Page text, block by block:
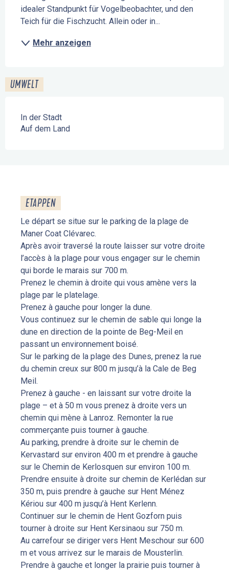
idealer Standpunkt für Vogelbeobachter, und den
Teich für die Fischzucht. Allein oder in...
Mehr anzeigen
UMWELT
In der Stadt
Auf dem Land
ETAPPEN
Le départ se situe sur le parking de la plage de
Maner Coat Clévarec.
Après avoir traversé la route laisser sur votre droite
l’accès à la plage pour vous engager sur le chemin
qui borde le marais sur 700 m.
Prenez le chemin à droite qui vous amène vers la
plage par le platelage.
Prenez à gauche pour longer la dune.
Vous continuez sur le chemin de sable qui longe la
dune en direction de la pointe de Beg-Meil en
passant un environnement boisé.
Sur le parking de la plage des Dunes, prenez la rue
du chemin creux sur 800 m jusqu’à la Cale de Beg
Meil.
Prenez à gauche - en laissant sur votre droite la
plage – et à 50 m vous prenez à droite vers un
chemin qui mène à Lanroz. Remonter la rue
commerçante puis tourner à gauche.
Au parking, prendre à droite sur le chemin de
Kervastard sur environ 400 m et prendre à gauche
sur le Chemin de Kerlosquen sur environ 100 m.
Prendre ensuite à droite sur chemin de Kerlédan sur
350 m, puis prendre à gauche sur Hent Ménez
Kériou sur 400 m jusqu’à Hent Kerlenn.
Continuer sur le chemin de Hent Gozforn puis
tourner à droite sur Hent Kersinaou sur 750 m.
Au carrefour se diriger vers Hent Meschour sur 600
m et vous arrivez sur le marais de Mousterlin.
Prendre à gauche et longer la prairie puis tourner à